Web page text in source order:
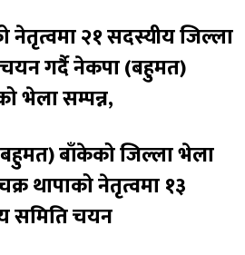
नेतृत्वमा २१ सदस्यीय जिल्ला
गर्दै नेकपा (बहुमत)
भेला सम्पन्न,
बाँकेको जिल्ला भेला
थापाको नेतृत्वमा १३
समिति चयन